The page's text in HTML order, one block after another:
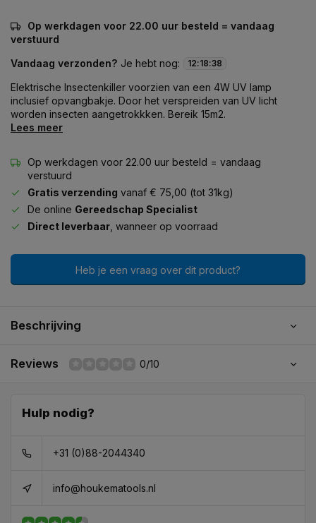
Op werkdagen voor 22.00 uur besteld = vandaag
verstuurd
Vandaag verzonden? Je hebt nog: 12:18:38
Elektrische Insectenkiller voorzien van een 4W UV lamp
inclusief opvangbakje. Door het verspreiden van UV licht
worden insecten aangetrokkken. Bereik 15m2.
Lees meer
Op werkdagen voor 22.00 uur besteld = vandaag
verstuurd
Gratis verzending vanaf € 75,00 (tot 31kg)
De online Gereedschap Specialist
Direct leverbaar , wanneer op voorraad
Heb je een vraag over dit product?
Beschrijving
Reviews 0/10
Hulp nodig?
+31 (0)88-2044340
info@houkematools.nl